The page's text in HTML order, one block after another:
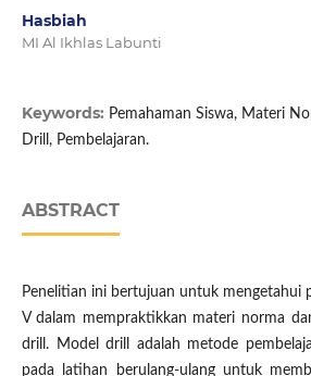
Hasbiah
MI Al Ikhlas Labunti
Keywords: Pemahaman Siswa, Materi
Drill, Pembelajaran.
ABSTRACT
Penelitian ini bertujuan untuk mengetahui
V dalam mempraktikkan materi norma
drill. Model drill adalah metode
pada latihan berulang-ulang untuk